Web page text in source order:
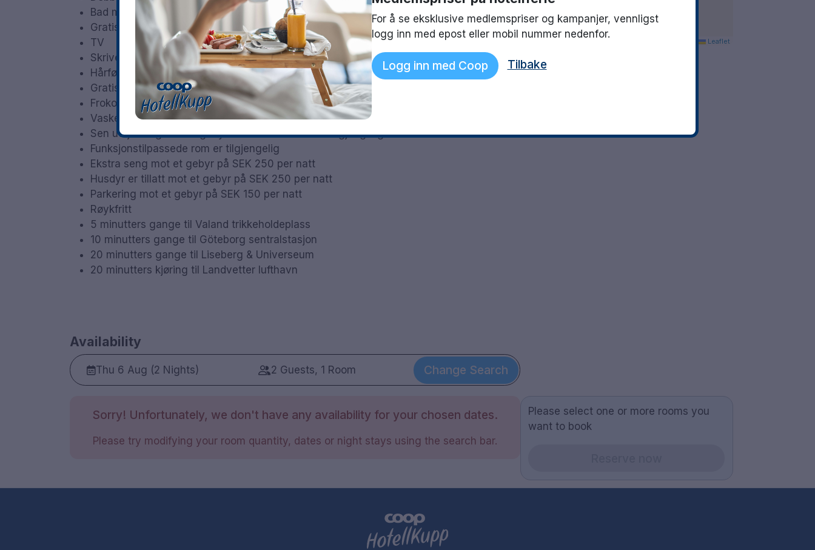
Bad med dusj
Gratis WiFi
TV
Skrivebord
Hårføner
Gratis avis
Frokost restaurant
Vaske service
Sen utsjekking mot et gebyr - med forbehold om tilgjengelighet
Funksjonstilpassede rom er tilgjengelig
Ekstra seng mot et gebyr på SEK 250 per natt
Husdyr er tillatt mot et gebyr på SEK 250 per natt
Parkering mot et gebyr på SEK 150 per natt
Røykfritt
5 minutters gange til Valand trikkeholdeplass
10 minutters gange til Göteborg sentralstasjon
20 minutters gange til Liseberg & Universeum
20 minutters kjøring til Landvetter lufthavn
Availability
Thu 6 Aug (2 Nights) 2 Guests, 1 Room Change Search
Sorry! Unfortunately, we don't have any availability for your chosen dates.
Please try modifying your room quantity, dates or night stays using the search bar.
Leaflet
Please select one or more rooms you
want to book
For å se eksklusive medlemspriser og kampanjer, vennligst
logg inn med epost eller mobil nummer nedenfor.
Logg inn med Coop Tilbake